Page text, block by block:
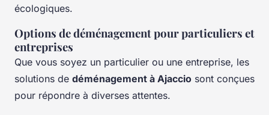
écologiques.
Options de déménagement pour particuliers et
entreprises
Que vous soyez un particulier ou une entreprise, les
solutions de déménagement à Ajaccio sont conçues
pour répondre à diverses attentes.